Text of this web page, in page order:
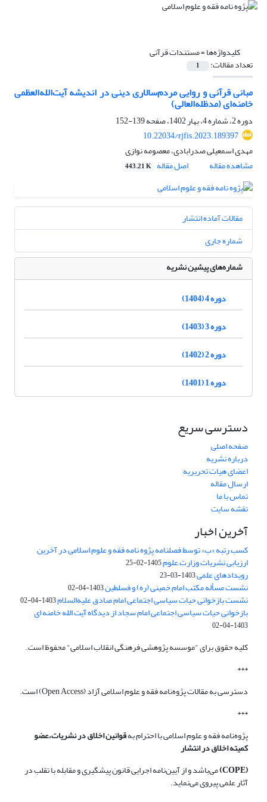
کلیدواژه‌ها =مستندات قرآنی
تعداد مقالات: 1
مبانی قرآنی و روایی مردم‌سالاری دینی در اندیشه آیت‌الله‌العظمی
خامنه‌ای (مدظله‌العالی)
دوره 2، شماره 4، بهار 1402، صفحه
139-152
10.22034/rjfis.2023.189397
مهدی اسمعیلی صدرابادی، معصومه نوازی
مشاهده مقاله
اصل مقاله 443.21 K
مقالات آماده انتشار
شماره جاری
شماره‌های پیشین نشریه
دوره 4 (1404)
دوره 3 (1403)
دوره 2 (1402)
دوره 1 (1401)
دسترسی سریع
صفحه اصلی
درباره نشریه
اعضای هیات تحریریه
ارسال مقاله
تماس با ما
نقشه سایت
آخرین اخبار
کسب رتبه «ب» توسط فصلنامه پژوه نامه فقه و علوم اسلامی در آخرین
ارزیابی نشریات وزارت علوم1405-02-25
رویدادهای علمی1403-03-23
نشست مسأله مکتب امام خمینی (ره) و فسلطین1403-04-02
نشست بازخوانی حیات سیاسی اجتماعی امام صادق علیه‌السلام1403-04-02
بازخوانی حیات سیاسی اجتماعی امام سجاد از دیدگاه آیت الله خامنه ای
1403-04-02
کلیه حقوق برای "موسسه پژوهشی فرهنگی انقلاب اسلامی" محفوظ است.
***
دسترسی به مقالات پژوه‌نامه فقه و علوم اسلامی آزاد (Open Access) است.
***
پژوه‌نامه فقه و علوم اسلامی با احترام بهقوانین اخلاق در نشریات،عضو
کمیته اخلاق در انتشار
(COPE)
می‌باشد و از آیین‌نامه اجرایی قانون پیشگیری و مقابله با تقلب در
آثار علمی پیروی می‌نماید.